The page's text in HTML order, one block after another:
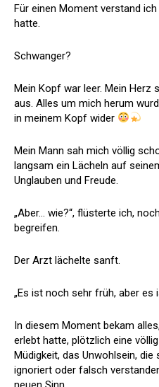
Für einen Moment verstand
hatte.
Schwanger?
Mein Kopf war leer. Mein Herz
aus. Alles um mich herum
in meinem Kopf wider
Mein Mann sah mich völlig
langsam ein Lächeln auf
Unglauben und Freude.
„Aber… wie?“, flüsterte ich,
begreifen.
Der Arzt lächelte sanft.
„Es ist noch sehr früh, aber es
In diesem Moment bekam
erlebt hatte, plötzlich eine
Müdigkeit, das Unwohlsein,
ignoriert oder falsch